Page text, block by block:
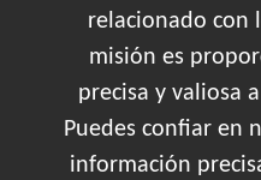
relacionado con
misión es
precisa y valiosa
Puedes confiar en
información